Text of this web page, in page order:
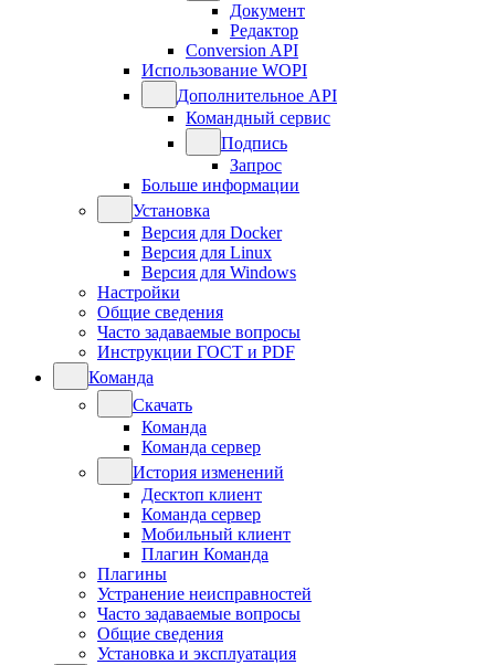
Документ
Редактор
Conversion API
Использование WOPI
Дополнительное API
Командный сервис
Подпись
Запрос
Больше информации
Установка
Версия для Docker
Версия для Linux
Версия для Windows
Настройки
Общие сведения
Часто задаваемые вопросы
Инструкции ГОСТ и PDF
Команда
Скачать
Команда
Команда сервер
История изменений
Десктоп клиент
Команда сервер
Мобильный клиент
Плагин Команда
Плагины
Устранение неисправностей
Часто задаваемые вопросы
Общие сведения
Установка и эксплуатация